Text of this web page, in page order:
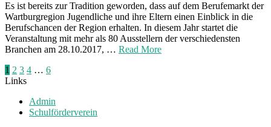
Es ist bereits zur Tradition geworden, dass auf dem Berufemarkt der
Wartburgregion Jugendliche und ihre Eltern einen Einblick in die
Berufschancen der Region erhalten. In diesem Jahr startet die
Veranstaltung mit mehr als 80 Ausstellern der verschiedensten
Branchen am 28.10.2017, … Read More
Seitennummerierung
der
Beiträge
1 2 3 4 … 6
Links
Admin
Schulförderverein